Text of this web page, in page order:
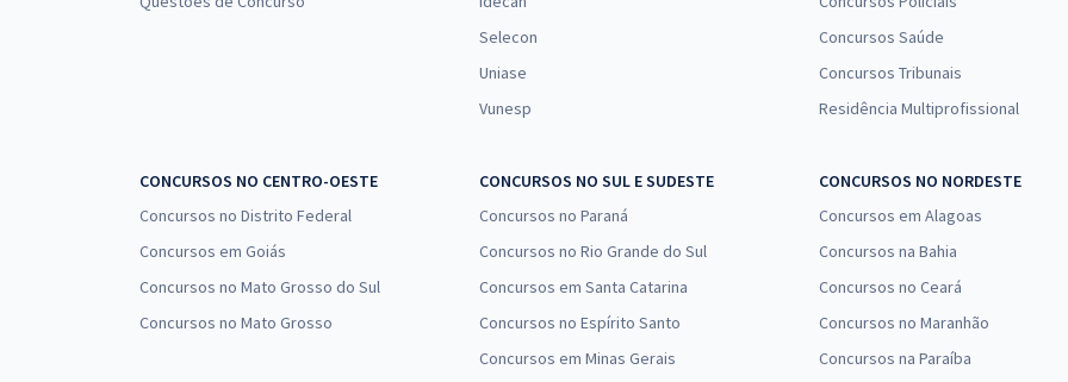
Selecon
Uniase
Vunesp
Concursos Saúde
Concursos Tribunais
Residência Multiprofissional
CONCURSOS NO CENTRO-OESTE
Concursos no Distrito Federal
Concursos em Goiás
Concursos no Mato Grosso do Sul
Concursos no Mato Grosso
CONCURSOS NO SUL E SUDESTE
Concursos no Paraná
Concursos no Rio Grande do Sul
Concursos em Santa Catarina
Concursos no Espírito Santo
Concursos em Minas Gerais
CONCURSOS NO NORDESTE
Concursos em Alagoas
Concursos na Bahia
Concursos no Ceará
Concursos no Maranhão
Concursos na Paraíba